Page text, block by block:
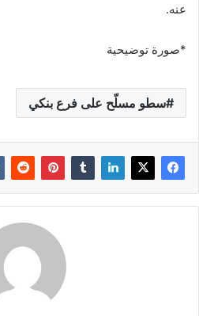
عنه.
*صورة توضيحية
سطو مسلّح على فرع بنكي